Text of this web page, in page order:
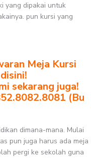
yang dipakai untuk
pun kursi yang
Meja Kursi
sekarang juga!
(Bu
dimana-mana. Mulai
pun juga harus ada meja
pergi ke sekolah guna